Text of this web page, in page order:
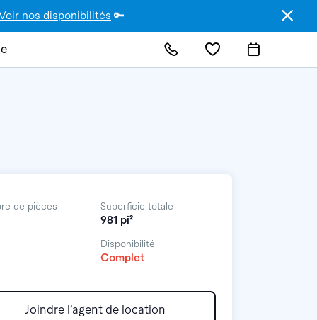
nos disponibilités 🔑
de pièces Superficie totale
981 pi²
Disponibilité
Complet
Joindre l’agent de location